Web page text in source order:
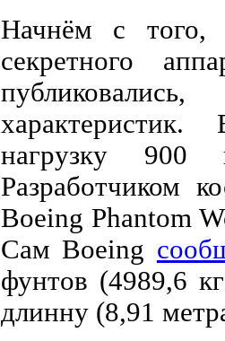
Начнём с того,
секретного
нагрузку 900
Разработчиком
Boeing Phantom
Сам Boeing
фунтов (4989,6
длинну (8,91